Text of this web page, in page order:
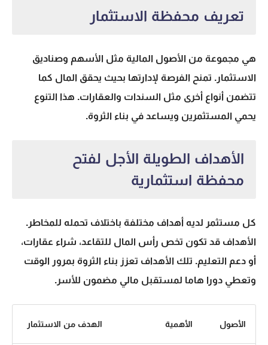
تعريف محفظة الاستثمار
هي مجموعة من الأصول المالية مثل الأسهم وصناديق
الاستثمار. تمنح الفرصة لإدارتها بحيث يحقق المال كما
تتضمن أنواع أخرى مثل السندات والعقارات. هذا التنوع
يحمي المستثمرين ويساعد في بناء الثروة.
الأهداف الطويلة الأجل لفتح
محفظة استثمارية
كل مستثمر لديه أهداف مختلفة باختلاف تحمله للمخاطر.
الأهداف قد تكون تخص رأس المال للتقاعد، شراء عقارات،
أو دعم التعليم. تلك الأهداف تعزز بناء الثروة بمرور الوقت
وتعطي دورا هاما لمستقبل مالي مضمون للأسر.
الأصول الأهمية الهدف من الاستثمار